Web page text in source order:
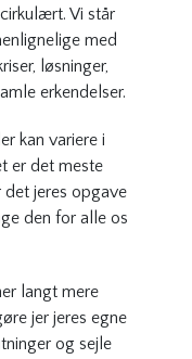
Vi står
med
løsninger,
erkendelser.
kan variere i
er det meste
jeres opgave
den for alle os
langt mere
jer jeres egne
og sejle